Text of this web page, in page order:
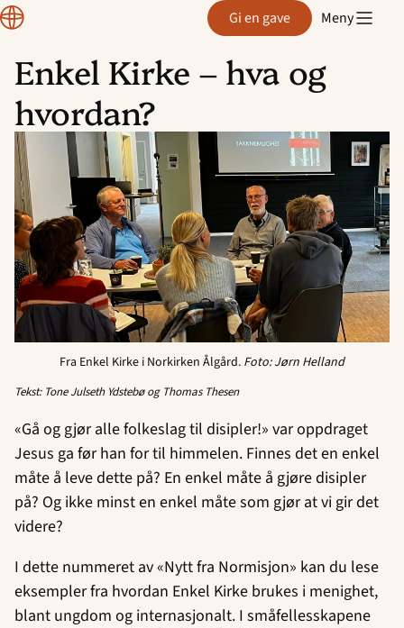
Hopp
til
innhold
Region
Rogaland Gi en gave Meny
Enkel Kirke – hva og
hvordan?
Fra Enkel Kirke i Norkirken Ålgård. Foto: Jørn Helland
Tekst: Tone Julseth Ydstebø og Thomas Thesen
«Gå og gjør alle folkeslag til disipler!» var oppdraget
Jesus ga før han for til himmelen. Finnes det en enkel
måte å leve dette på? En enkel måte å gjøre disipler
på? Og ikke minst en enkel måte som gjør at vi gir det
videre?
I dette nummeret av «Nytt fra Normisjon» kan du lese
eksempler fra hvordan Enkel Kirke brukes i menighet,
blant ungdom og internasjonalt. I småfellesskapene